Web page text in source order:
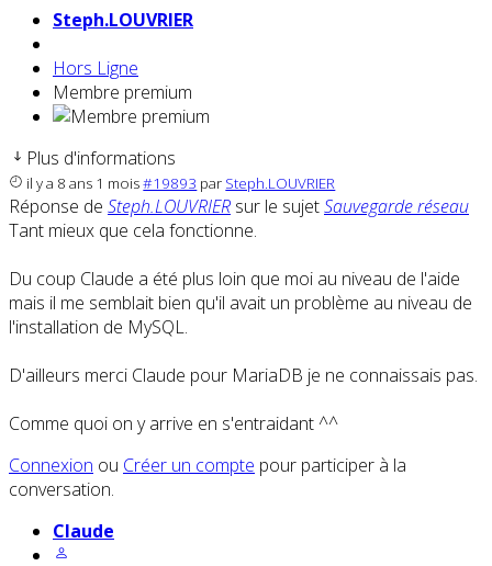
Steph.LOUVRIER
Hors Ligne
Membre premium
Plus d'informations
il y a 8 ans 1 mois#19893 par Steph.LOUVRIER
Réponse de Steph.LOUVRIER sur le sujetSauvegarde réseau
Tant mieux que cela fonctionne.
Du coup Claude a été plus loin que moi au niveau de l'aide
mais il me semblait bien qu'il avait un problème au niveau de
l'installation de MySQL.
D'ailleurs merci Claude pour MariaDB je ne connaissais pas.
Comme quoi on y arrive en s'entraidant ^^
Connexion ou Créer un compte pour participer à la
conversation.
Claude